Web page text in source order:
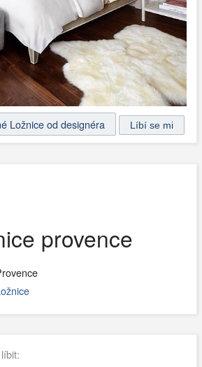
Ložnice od designéra
provence